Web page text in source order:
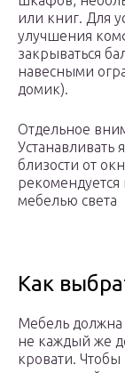
или книг. Для
улучшения
закрываться
навесными
домик).
Отдельное
Устанавливать
близости от
мебелью света
Как
Мебель должна
не каждый же
кровати. Чтобы